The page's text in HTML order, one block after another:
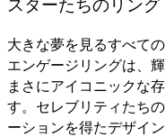
大きな夢を見るすべて
エンゲージリングは、
まさにアイコニックな
す。セレブリティたち
ーションを得たデザイン